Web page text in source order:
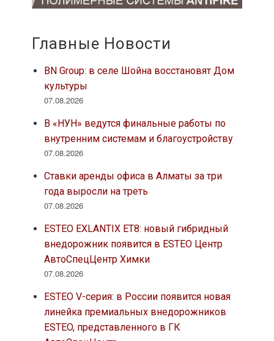
Главные Новости
BN Group: в селе Шойна восстановят Дом
культуры
07.08.2026
В «НУН» ведутся финальные работы по
внутренним системам и благоустройству
07.08.2026
Ставки аренды офиса в Алматы за три
года выросли на треть
07.08.2026
ESTEO EXLANTIX ET8: новый гибридный
внедорожник появится в ESTEO Центр
АвтоСпецЦентр Химки
07.08.2026
ESTEO V-серия: в России появится новая
линейка премиальных внедорожников
ESTEO, представленного в ГК